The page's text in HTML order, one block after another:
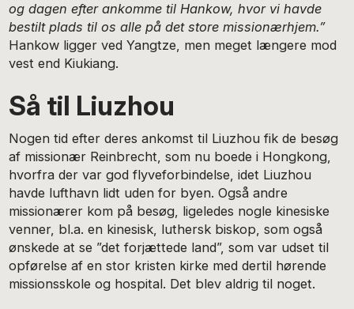
og dagen efter ankomme til Hankow, hvor vi havde
bestilt plads til os alle på det store missionærhjem.”
Hankow ligger ved Yangtze, men meget længere mod
vest end Kiukiang.
Så til Liuzhou
Nogen tid efter deres ankomst til Liuzhou fik de besøg
af missionær Reinbrecht, som nu boede i Hongkong,
hvorfra der var god flyveforbindelse, idet Liuzhou
havde lufthavn lidt uden for byen. Også andre
missionærer kom på besøg, ligeledes nogle kinesiske
venner, bl.a. en kinesisk, luthersk biskop, som også
ønskede at se ”det forjættede land”, som var udset til
opførelse af en stor kristen kirke med dertil hørende
missionsskole og hospital. Det blev aldrig til noget.